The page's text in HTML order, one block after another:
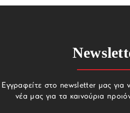
Εγγραφείτε στο newsletter μας για
νέα μας για τα καινούρια